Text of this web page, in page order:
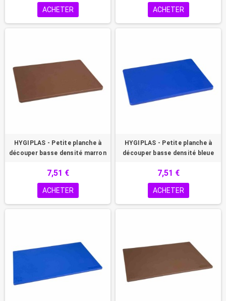
ACHETER ACHETER
HYGIPLAS - Petite planche à
découper basse densité marron
7,51 €
ACHETER
HYGIPLAS - Petite planche à
découper basse densité bleue
7,51 €
ACHETER